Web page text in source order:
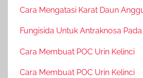
Cara Mengatasi Karat Daun
Fungisida Untuk Antraknosa
Cara Membuat POC Urin Kelinci
Cara Membuat POC Urin Kelinci